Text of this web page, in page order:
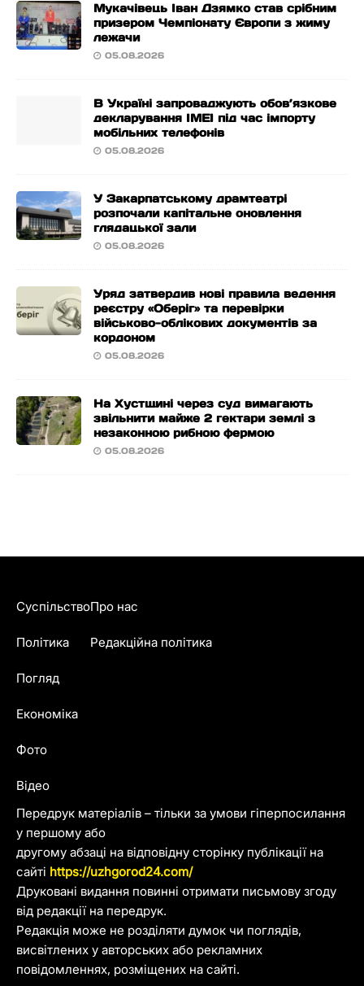
Мукачівець Іван Дзямко став срібним
призером Чемпіонату Європи з жиму
лежачи
05.08.2026
В Україні запроваджують обов’язкове
декларування IMEI під час імпорту
мобільних телефонів
05.08.2026
У Закарпатському драмтеатрі
розпочали капітальне оновлення
глядацької зали
05.08.2026
Уряд затвердив нові правила ведення
реєстру «Оберіг» та перевірки
військово-облікових документів за
кордоном
05.08.2026
На Хустщині через суд вимагають
звільнити майже 2 гектари землі з
незаконною рибною фермою
05.08.2026
Передрук матеріалів – тільки за умови гіперпосилання
у першому або
другому абзаці на відповідну сторінку публікації на
сайті https://uzhgorod24.com/
Друковані видання повинні отримати письмову згоду
від редакції на передрук.
Редакція може не розділяти думок чи поглядів,
висвітлених у авторських або рекламних
повідомленнях, розміщених на сайті.
Суспільство
Політика
Погляд
Економіка
Фото
Відео
Про нас
Редакційна політика